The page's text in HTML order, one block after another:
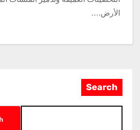
الأرض.…
Search